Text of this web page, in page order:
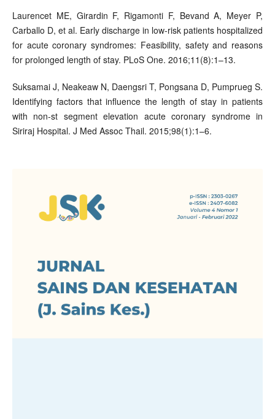
Laurencet ME, Girardin F, Rigamonti F, Bevand A, Meyer P,
Carballo D, et al. Early discharge in low-risk patients hospitalized
for acute coronary syndromes: Feasibility, safety and reasons
for prolonged length of stay. PLoS One. 2016;11(8):1–13.
Suksamai J, Neakeaw N, Daengsri T, Pongsana D, Pumprueg S.
Identifying factors that influence the length of stay in patients
with non-st segment elevation acute coronary syndrome in
Siriraj Hospital. J Med Assoc Thail. 2015;98(1):1–6.